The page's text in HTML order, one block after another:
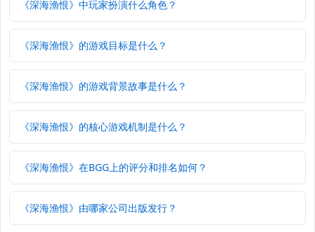
《深海渔恨》中玩家扮演什么角色？
《深海渔恨》的游戏目标是什么？
《深海渔恨》的游戏背景故事是什么？
《深海渔恨》的核心游戏机制是什么？
《深海渔恨》在BGG上的评分和排名如何？
《深海渔恨》由哪家公司出版发行？